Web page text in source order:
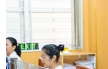
toàn phần hiếm có
10/08/2026 04:35